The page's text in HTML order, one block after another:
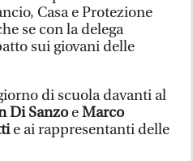
Casa e Protezione
se con la delega
sui giovani delle
di scuola davanti al
Di SanzoeMarco
e ai rappresentanti delle